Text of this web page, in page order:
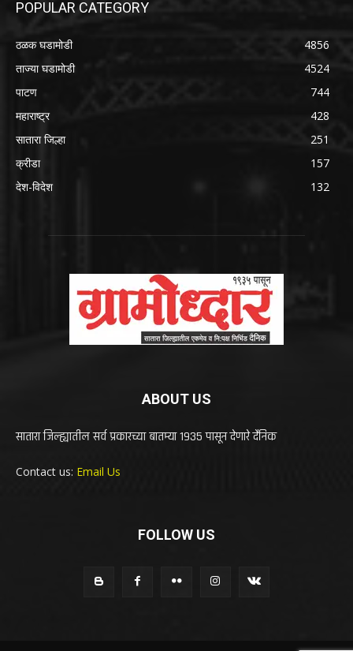
POPULAR CATEGORY
ठळक घडामोडी
4856
ताज्या घडामोडी
4524
पाटण
744
महाराष्ट्र
428
सातारा जिल्हा
251
क्रीडा
157
देश-विदेश
132
ABOUT US
सातारा जिल्ह्यातील सर्व प्रकारच्या बातम्या 1935 पासून देणारे दैनिक
Contact us: Email Us
FOLLOW US